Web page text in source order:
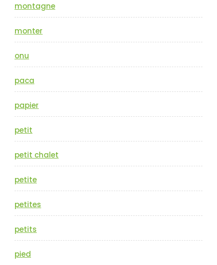
montagne
monter
onu
paca
papier
petit
petit chalet
petite
petites
petits
pied